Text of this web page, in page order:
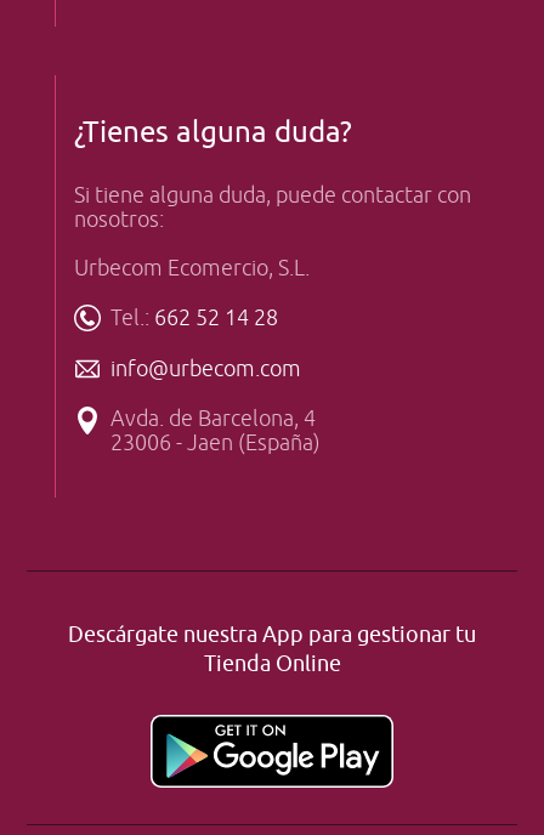
¿Tienes alguna duda?
Si tiene alguna duda, puede contactar con
nosotros:
Urbecom Ecomercio, S.L.
Tel.: 662 52 14 28
info@urbecom.com
Avda. de Barcelona, 4
23006 - Jaen (España)
Descárgate nuestra App para gestionar tu
Tienda Online